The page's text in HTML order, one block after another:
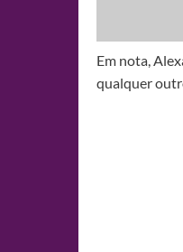
Em nota,
qualquer